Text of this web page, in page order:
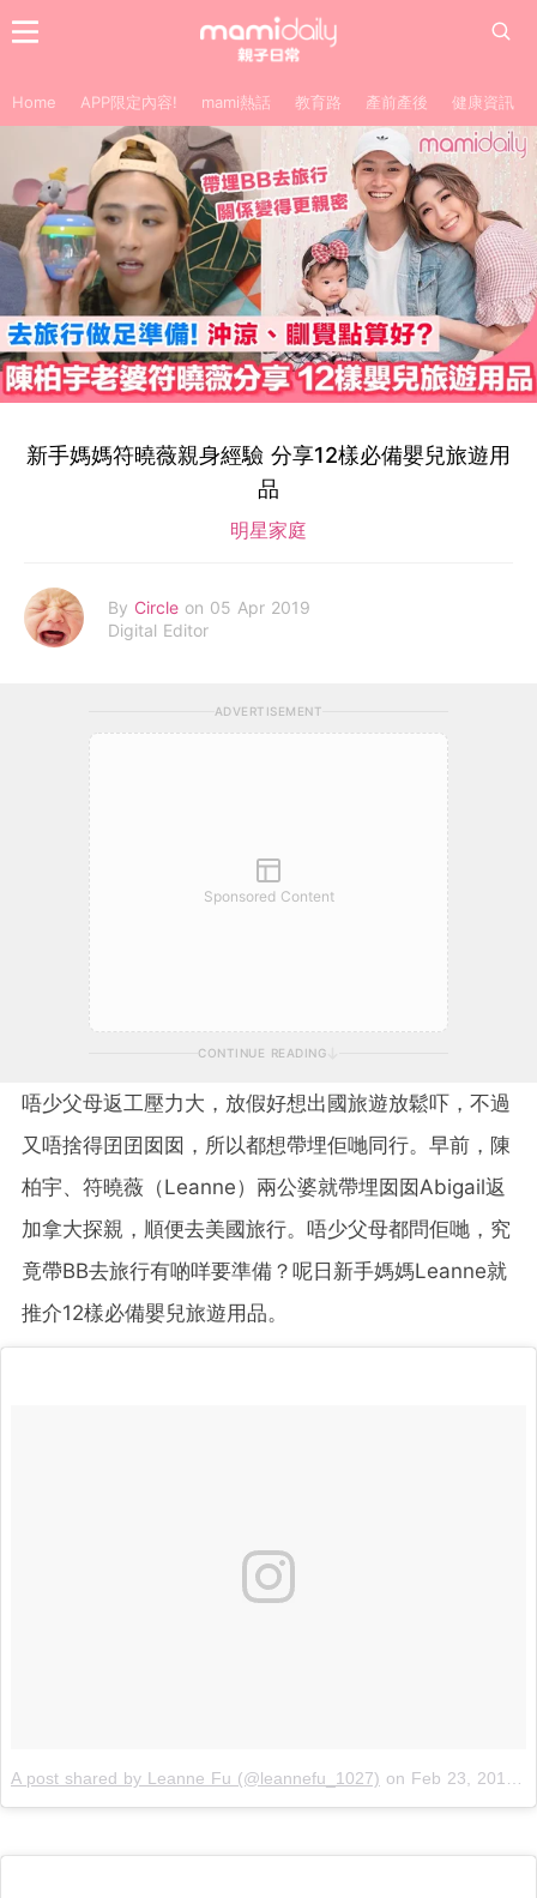
Home APP限定內容! mami熱話 教育路 產前產後 健康資訊
新手媽媽符曉薇親身經驗 分享12樣必備嬰兒旅遊用
品
明星家庭
By Circle on 05 Apr 2019
Digital Editor
ADVERTISEMENT
Sponsored Content
CONTINUE READING
唔少父母返工壓力大，放假好想出國旅遊放鬆吓，不過
又唔捨得囝囝囡囡，所以都想帶埋佢哋同行。早前，陳
柏宇、符曉薇（Leanne）兩公婆就帶埋囡囡Abigail返
加拿大探親，順便去美國旅行。唔少父母都問佢哋，究
竟帶BB去旅行有啲咩要準備？呢日新手媽媽Leanne就
推介12樣必備嬰兒旅遊用品。
A post shared by Leanne Fu (@leannefu_1027) on Feb 23, 2019 at 12:21am PST